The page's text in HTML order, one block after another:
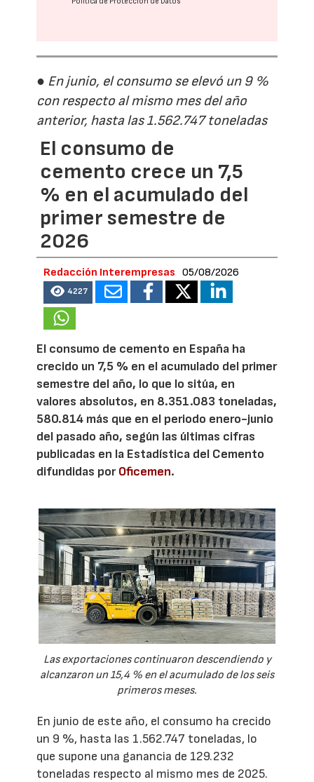
● En junio, el consumo se elevó un 9 %
con respecto al mismo mes del año
anterior, hasta las 1.562.747 toneladas
El consumo de
cemento crece un 7,5
% en el acumulado del
primer semestre de
2026
Redacción Interempresas 05/08/2026
4227
El consumo de cemento en España ha
crecido un 7,5 % en el acumulado del primer
semestre del año, lo que lo sitúa, en
valores absolutos, en 8.351.083 toneladas,
580.814 más que en el periodo enero-junio
del pasado año, según las últimas cifras
publicadas en la Estadística del Cemento
difundidas porOficemen.
Las exportaciones continuaron descendiendo y
alcanzaron un 15,4 % en el acumulado de los seis
primeros meses.
En junio de este año, el consumo ha crecido
un 9 %, hasta las 1.562.747 toneladas, lo
que supone una ganancia de 129.232
toneladas respecto al mismo mes de 2025.